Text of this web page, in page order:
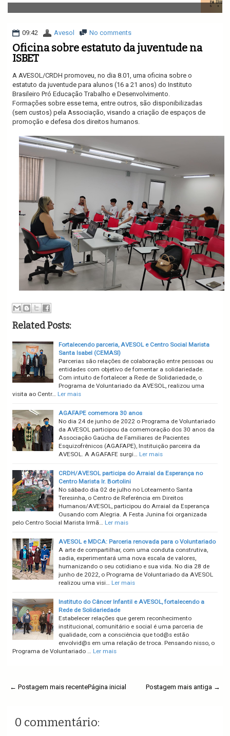
v
i
a
i
09:42 Avesol No comments
Oficina sobre estatuto da juventude na
ISBET
A AVESOL/CRDH promoveu, no dia 8.01, uma oficina sobre o
estatuto da juventude para alunos (16 a 21 anos) do Instituto
Brasileiro Pró Educação Trabalho e Desenvolvimento.
Formações sobre esse tema, entre outros, são disponibilizadas
(sem custos) pela Associação, visando a criação de espaços de
promoção e defesa dos direitos humanos.
Related Posts:
Fortalecendo parceria, AVESOL e Centro Social Marista
Santa Isabel (CEMASI)
Parcerias são relações de colaboração entre pessoas ou
entidades com objetivo de fomentar a solidariedade.
Com intuito de fortalecer a Rede de Solidariedade, o
Programa de Voluntariado da AVESOL, realizou uma
visita ao Centr… Ler mais
AGAFAPE comemora 30 anos
No dia 24 de junho de 2022 o Programa de Voluntariado
da AVESOL participou da comemoração dos 30 anos da
Associação Gaúcha de Familiares de Pacientes
Esquizofrênicos (AGAFAPE), Instituição parceira da
AVESOL. A AGAFAFE surgi… Ler mais
CRDH/AVESOL participa do Arraial da Esperança no
Centro Marista Ir. Bortolini
No sábado dia 02 de julho no Loteamento Santa
Teresinha, o Centro de Referência em Direitos
Humanos/AVESOL, participou do Arraial da Esperança
Ousando com Alegria. A Festa Junina foi organizada
pelo Centro Social Marista Irmã… Ler mais
AVESOL e MDCA: Parceria renovada para o Voluntariado
A arte de compartilhar, com uma conduta construtiva,
sadia, experimentará uma nova escala de valores,
humanizando o seu cotidiano e sua vida. No dia 28 de
junho de 2022, o Programa de Voluntariado da AVESOL
realizou uma visi… Ler mais
Instituto do Câncer Infantil e AVESOL, fortalecendo a
Rede de Solidariedade
Estabelecer relações que gerem reconhecimento
institucional, comunitário e social é uma parceria de
qualidade, com a consciência que tod@s estão
envolvid@s em uma relação de troca. Pensando nisso, o
Programa de Voluntariado … Ler mais
← Postagem mais recente Postagem mais antiga →
Página inicial
0 commentário: